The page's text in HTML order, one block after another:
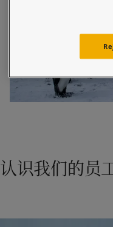
认识我们的员